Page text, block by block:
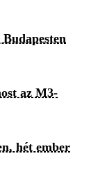
az M3-
hét ember